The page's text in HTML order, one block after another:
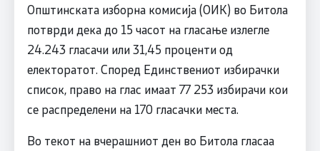
Општинската изборна комисија (ОИК) во Битола
потврди дека до 15 часот на гласање излегле
24.243 гласачи или 31,45 проценти од
електоратот. Според Единствениот избирачки
список, право на глас имаат 77 253 избирачи кои
се распределени на 170 гласачки места.
Во текот на вчерашниот ден во Битола гласаа